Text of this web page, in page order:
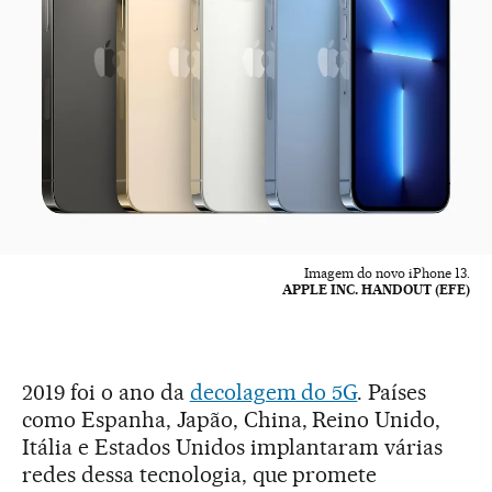
Imagem do novo iPhone 13.
APPLE INC. HANDOUT (EFE)
2019 foi o ano da decolagem do 5G. Países
como Espanha, Japão, China, Reino Unido,
Itália e Estados Unidos implantaram várias
redes dessa tecnologia, que promete